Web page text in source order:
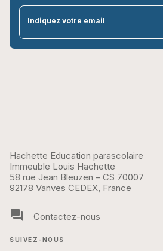
Indiquez votre email
Hachette Education parascolaire
Immeuble Louis Hachette
58 rue Jean Bleuzen – CS 70007
92178 Vanves CEDEX, France
question_answer Contactez-nous
SUIVEZ-NOUS